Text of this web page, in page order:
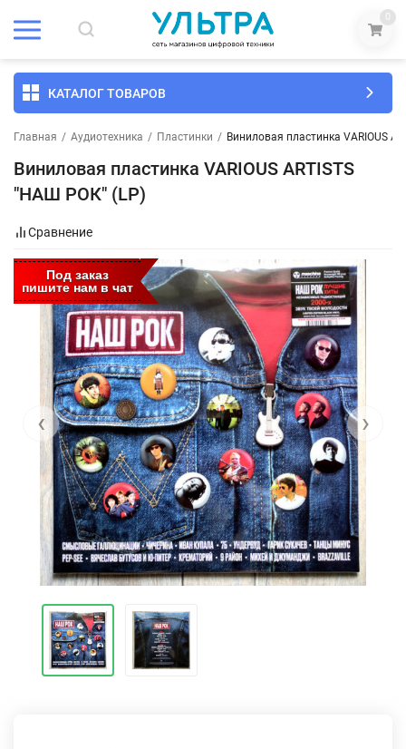
0
КАТАЛОГ ТОВАРОВ
Главная / Аудиотехника / Пластинки / Виниловая пластинка VARIOUS
Виниловая пластинка VARIOUS ARTISTS
"НАШ РОК" (LP)
Сравнение
‹ ›
Под заказ
пишите нам в чат